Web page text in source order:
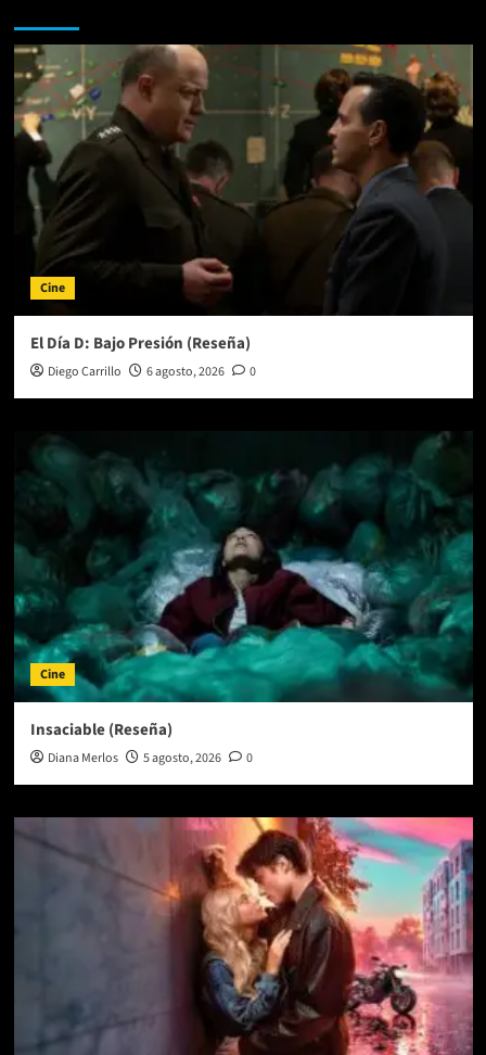
Cine
El Día D: Bajo Presión (Reseña)
Diego Carrillo 6 agosto, 2026 0
Cine
Insaciable (Reseña)
Diana Merlos 5 agosto, 2026 0